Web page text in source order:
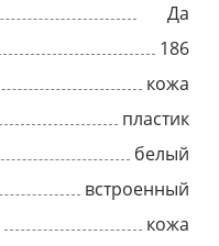
Да
186
кожа
пластик
белый
встроенный
кожа